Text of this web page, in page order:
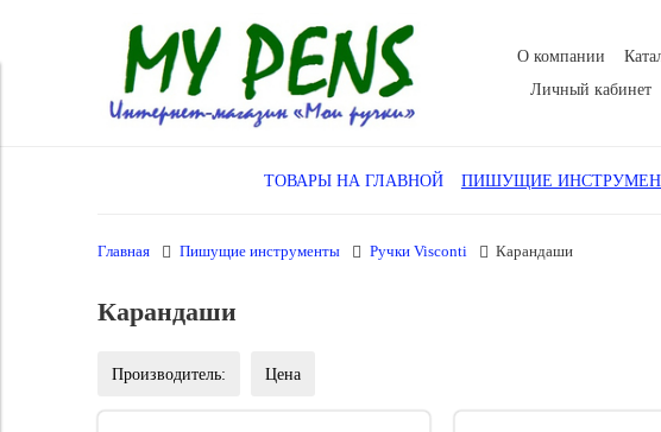
О компании
Личный кабинет
ТОВАРЫ НА ГЛАВНОЙ ПИШУЩИЕ
Главная Пишущие инструменты Ручки Visconti Карандаши
Карандаши
Производитель: Цена